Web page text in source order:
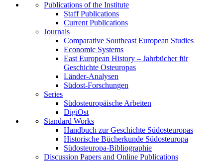
Publications of the Institute
Staff Publications
Current Publications
Journals
Comparative Southeast European Studies
Economic Systems
East European History – Jahrbücher für
Geschichte Osteuropas
Länder-Analysen
Südost-Forschungen
Series
Südosteuropäische Arbeiten
DigiOst
Standard Works
Handbuch zur Geschichte Südosteuropas
Historische Bücherkunde Südosteuropa
Südosteuropa-Bibliographie
Discussion Papers and Online Publications